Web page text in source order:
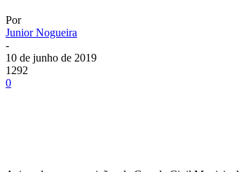
Por
Junior Nogueira
-
10 de junho de 2019
1292
0